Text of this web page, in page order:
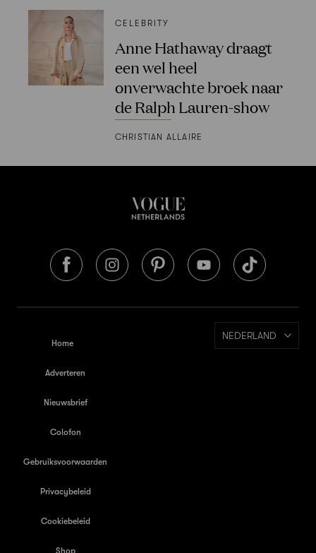
CELEBRITY
Anne Hathaway draagt
een wel heel
onverwachte broek naar
de Ralph Lauren-show
CHRISTIAN ALLAIRE
Home
Adverteren
Nieuwsbrief
Colofon
Gebruiksvoorwaarden
Privacybeleid
Cookiebeleid
Shop
NEDERLAND